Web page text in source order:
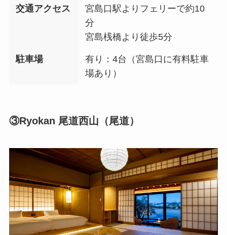
交通アクセス
宮島口駅よりフェリーで約10
分
宮島桟橋より徒歩5分
駐車場
有り：4台（宮島口に有料駐車
場あり）
③Ryokan 尾道西山（尾道）